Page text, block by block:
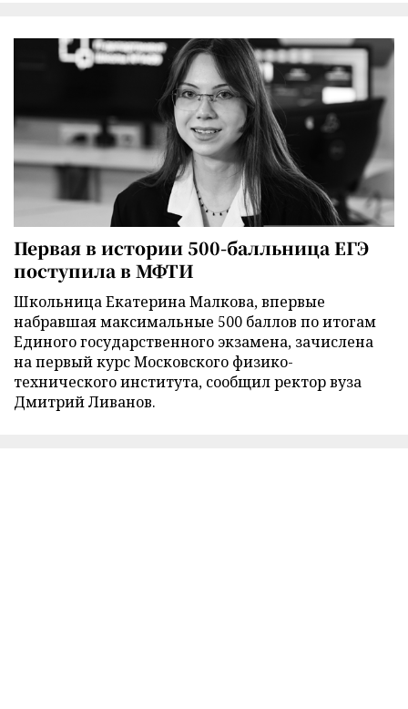
Первая в истории 500-балльница ЕГЭ
поступила в МФТИ
Школьница Екатерина Малкова, впервые
набравшая максимальные 500 баллов по итогам
Единого государственного экзамена, зачислена
на первый курс Московского физико-
технического института, сообщил ректор вуза
Дмитрий Ливанов.